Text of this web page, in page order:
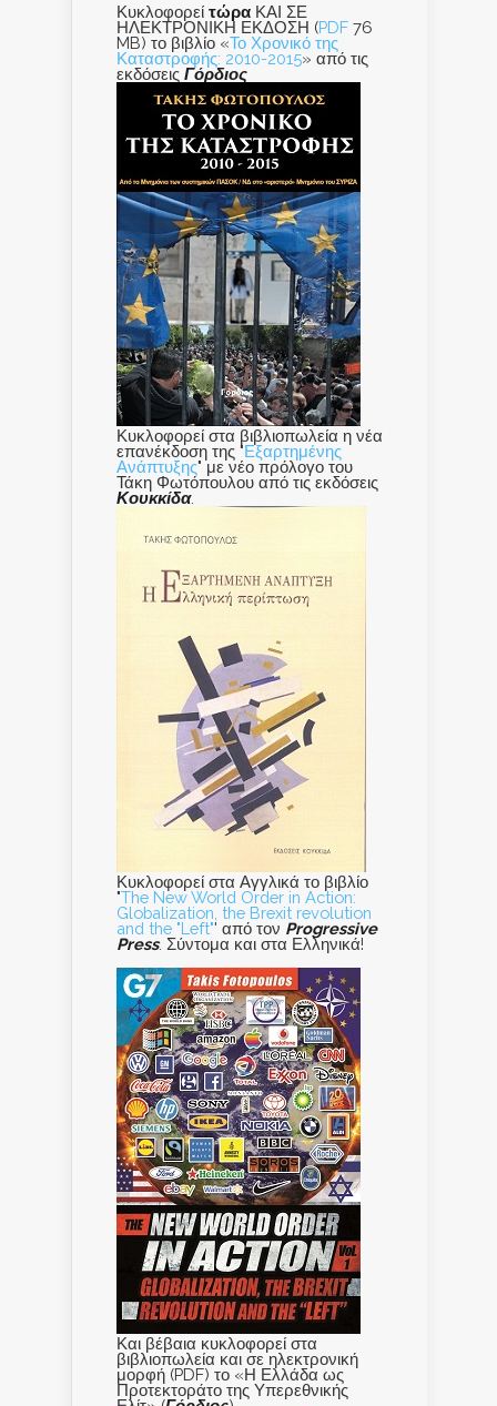
Κυκλοφορεί τώρα ΚΑΙ ΣΕ
ΗΛΕΚΤΡΟΝΙΚΗ ΕΚΔΟΣΗ (PDF 76
MB) το βιβλίο «Το Χρονικό της
Καταστροφής: 2010-2015» από τις
εκδόσεις Γόρδιος
Κυκλοφορεί στα βιβλιοπωλεία η νέα
επανέκδοση της "Εξαρτημένης
Ανάπτυξης" με νέο πρόλογο του
Τάκη Φωτόπουλου από τις εκδόσεις
Κουκκίδα.
Κυκλοφορεί στα Αγγλικά το βιβλίο
"The New World Order in Action:
Globalization, the Brexit revolution
and the "Left"' από τον Progressive
Press. Σύντομα και στα Ελληνικά!
Και βέβαια κυκλοφορεί στα
βιβλιοπωλεία και σε ηλεκτρονική
μορφή (PDF) το «Η Ελλάδα ως
Προτεκτοράτο της Υπερεθνικής